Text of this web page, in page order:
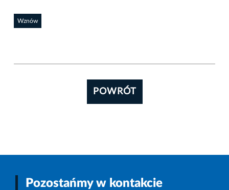
Wznów
POWRÓT
Pozostańmy w kontakcie